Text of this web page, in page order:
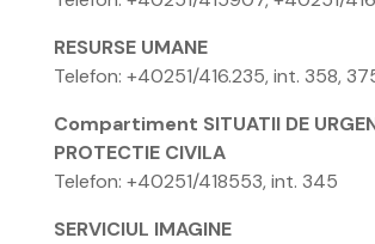
RESURSE UMANE
Telefon: +40251/416.235, int. 358,
Compartiment SITUATII DE
PROTECTIE CIVILA
Telefon: +40251/418553, int. 345
SERVICIUL IMAGINE